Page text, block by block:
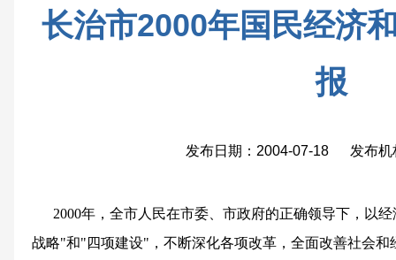
长治市2000年国民经济
报
发布日期：2004-07-18 发布机
2000年，全市人民在市委、市政府的正确领导下，以
战略"和"四项建设"，不断深化各项改革，全面改善社会